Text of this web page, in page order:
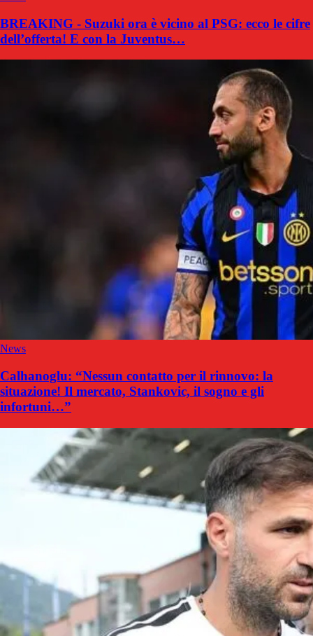
BREAKING - Suzuki ora è vicino al PSG: ecco le cifre
dell’offerta! E con la Juventus…
News
Calhanoglu: “Nessun contatto per il rinnovo: la
situazione! Il mercato, Stankovic, il sogno e gli
infortuni…”